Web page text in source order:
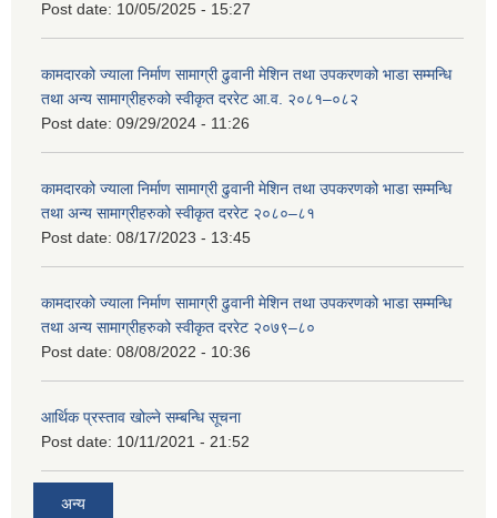
Post date: 10/05/2025 - 15:27
कामदारको ज्याला निर्माण सामाग्री ढुवानी मेशिन तथा उपकरणको भाडा सम्मन्धि
तथा अन्य सामाग्रीहरुको स्वीकृत दररेट आ.व. २०८१–०८२
Post date: 09/29/2024 - 11:26
कामदारको ज्याला निर्माण सामाग्री ढुवानी मेशिन तथा उपकरणको भाडा सम्मन्धि
तथा अन्य सामाग्रीहरुको स्वीकृत दररेट २०८०–८१
Post date: 08/17/2023 - 13:45
कामदारको ज्याला निर्माण सामाग्री ढुवानी मेशिन तथा उपकरणको भाडा सम्मन्धि
तथा अन्य सामाग्रीहरुको स्वीकृत दररेट २०७९–८०
Post date: 08/08/2022 - 10:36
आर्थिक प्रस्ताव खोल्ने सम्बन्धि सूचना
Post date: 10/11/2021 - 21:52
अन्य